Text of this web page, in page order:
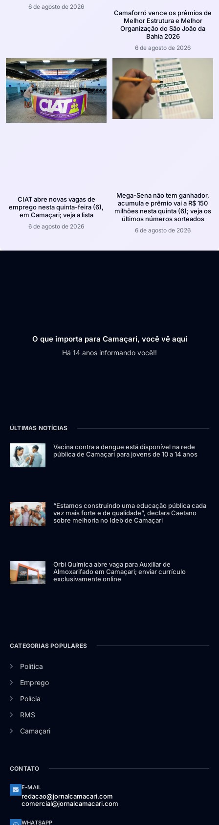
6 de agosto de 2026
Camaforró vence os prêmios de
Melhor Estrutura e Melhor
Organização do São João da
Bahia 2026
6 de agosto de 2026
CIAT abre novas vagas de
emprego nesta quinta-feira (6),
em Camaçari; veja a lista
6 de agosto de 2026
Mega-Sena não tem ganhador,
acumula e prêmio vai a R$ 150
milhões nesta quinta (6); veja os
últimos números sorteados
6 de agosto de 2026
O que importa para Camaçari, você vê aqui
Há 14 anos informando você!!
ÚLTIMAS NOTÍCIAS
Vacina contra a dengue está disponível na rede
pública de Camaçari para jovens de 10 a 14 anos
“Estamos construindo uma educação pública cada
vez mais forte e de qualidade”, declara Caetano
sobre melhoria no Ideb de Camaçari
Orbi Química abre vaga para Auxiliar de
Almoxarifado em Camaçari; enviar currículo
exclusivamente online
CATEGORIAS POPULARES
Política
Emprego
Polícia
RMS
Camaçari
CONTATO
E-MAIL
redacao@jornalcamacari.com
comercial@jornalcamacari.com
WHATSAPP